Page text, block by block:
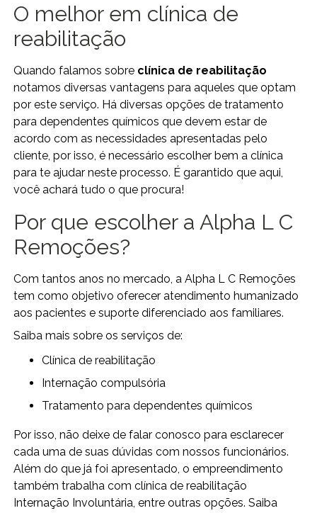
O melhor em clínica de
reabilitação
Quando falamos sobre clínica de reabilitação
notamos diversas vantagens para aqueles que optam
por este serviço. Há diversas opções de tratamento
para dependentes químicos que devem estar de
acordo com as necessidades apresentadas pelo
cliente, por isso, é necessário escolher bem a clínica
para te ajudar neste processo. É garantido que aqui,
você achará tudo o que procura!
Por que escolher a Alpha L C
Remoções?
Com tantos anos no mercado, a Alpha L C Remoções
tem como objetivo oferecer atendimento humanizado
aos pacientes e suporte diferenciado aos familiares.
Saiba mais sobre os serviços de:
clínica de reabilitação
internação compulsória
tratamento para dependentes químicos
Por isso, não deixe de falar conosco para esclarecer
cada uma de suas dúvidas com nossos funcionários.
Além do que já foi apresentado, o empreendimento
também trabalha com clínica de reabilitação
Internação Involuntária, entre outras opções. Saiba